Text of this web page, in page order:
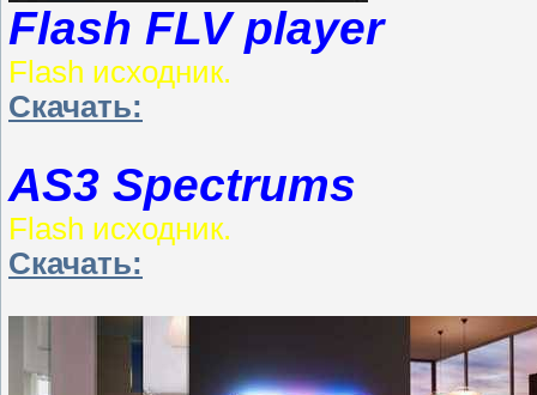
Flash FLV player
Flash исходник.
Скачать:
AS3 Spectrums
Flash исходник.
Скачать: